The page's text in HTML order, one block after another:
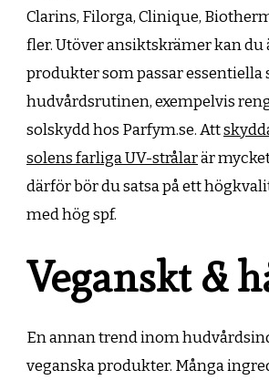
Clarins, Filorga, Clinique,
fler. Utöver ansiktskrämer kan du
produkter som passar essentiella
hudvårdsrutinen, exempelvis
solskydd hos Parfym.se. Att
solens farliga UV-strålarär
därför bör du satsa på ett
med hög spf.
Veganskt &
En annan trend inom
veganska produkter. Många